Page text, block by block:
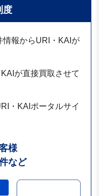
度
情報からURI・KAIが
が直接買取させて
・KAIポータルサイ
様
など